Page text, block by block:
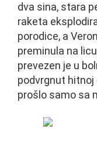
dva sina, stara
raketa
porodice, a
preminula na
prevezen je u
podvrgnut hitnoj
prošlo samo sa